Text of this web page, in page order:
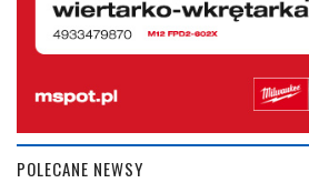
POLECANE NEWSY